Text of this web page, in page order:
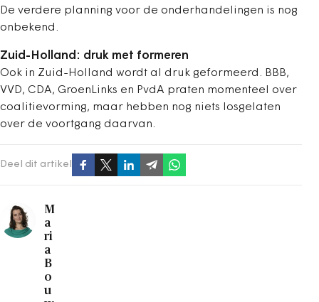
De verdere planning voor de onderhandelingen is nog
onbekend.
Zuid-Holland: druk met formeren
Ook in Zuid-Holland wordt al druk geformeerd. BBB,
VVD, CDA, GroenLinks en PvdA praten momenteel over
coalitievorming, maar hebben nog niets losgelaten
over de voortgang daarvan.
Deel dit artikel
M
a
ri
a
B
o
u